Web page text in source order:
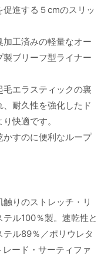
進する５cmのスリッ
工済みの軽量なオー
ブリーフ型ライナー
エラスティックの裏
耐久性を強化したド
快適です。
すのに便利なループ
りのストレッチ・リ
ル100％製。速乾性と
ル89％／ポリウレタ
ード・サーティファ